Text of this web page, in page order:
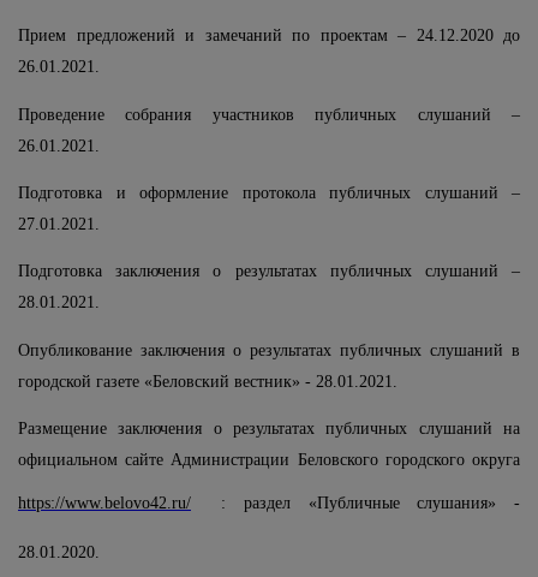
Прием предложений и замечаний по проектам – 24.12.2020 до
26.01.2021.
Проведение собрания участников публичных слушаний –
26.01.2021.
Подготовка и оформление протокола публичных слушаний –
27.01.2021.
Подготовка заключения о результатах публичных слушаний –
28.01.2021.
Опубликование заключения о результатах публичных слушаний в
городской газете «Беловский вестник» - 28.01.2021.
Размещение заключения о результатах публичных слушаний на
официальном сайте Администрации Беловского городского округа
https://www.belovo42.ru/ : раздел «Публичные слушания» -
28.01.2020.